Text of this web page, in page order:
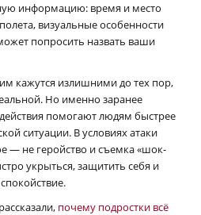
информацию: время и место
визуальные особенности
попросить назвать ваши
кажутся излишними до тех пор,
Но именно заранее
помогают людям быстрее
ситуации. В условиях атаки
— не геройство и съемка «шок-
укрыться, защитить себя и
почему подростки всё